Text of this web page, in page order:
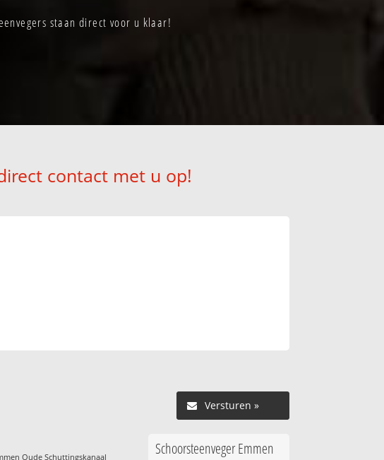
staan direct voor u klaar!
contact met u op!
Versturen »
Oude Schuttingskanaal Schoorsteenveger Emmen